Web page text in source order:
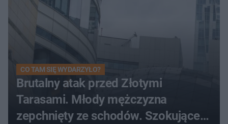
CO TAM SIĘ WYDARZYŁO?
Brutalny atak przed Złotymi
Tarasami. Młody mężczyzna
zepchnięty ze schodów. Szokujące